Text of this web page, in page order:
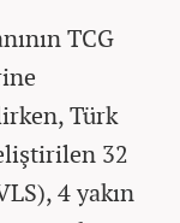
TCG
Türk
32
4 yakın